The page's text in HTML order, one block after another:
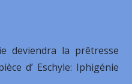
deviendra la prêtresse
d’ Eschyle: Iphigénie